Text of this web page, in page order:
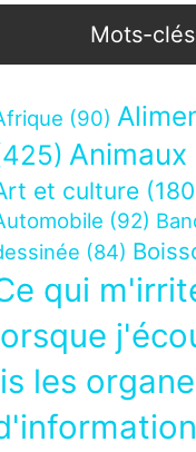
Mots-clés
(90)
Animaux
et culture
(92)
(84)
qui
les